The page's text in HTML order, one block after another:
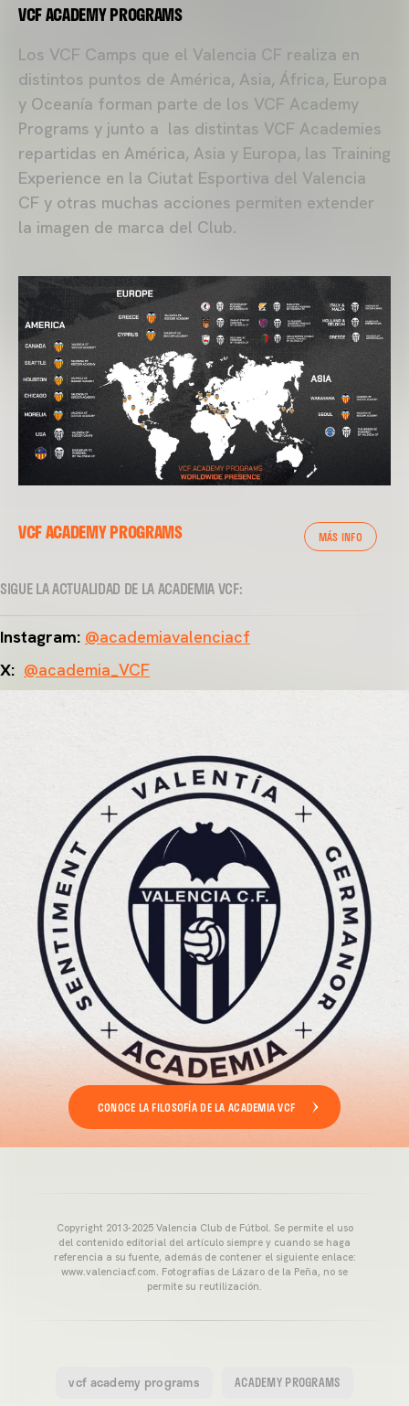
VCF ACADEMY PROGRAMS
Los VCF Camps que el Valencia CF realiza en
distintos puntos de América, Asia, África, Europa
y Oceanía forman parte de los VCF Academy
Programs y junto a las distintas VCF Academies
repartidas en América, Asia y Europa, las Training
Experience en la Ciutat Esportiva del Valencia
CF y otras muchas acciones permiten extender
la imagen de marca del Club.
VCF ACADEMY PROGRAMS MÁS INFO
SIGUE LA ACTUALIDAD DE LA ACADEMIA VCF:
Instagram: @academiavalenciacf
X: @academia_VCF
CONOCE LA FILOSOFÍA DE LA ACADEMIA VCF
Copyright 2013-2025 Valencia Club de Fútbol. Se permite el uso
del contenido editorial del artículo siempre y cuando se haga
referencia a su fuente, además de contener el siguiente enlace:
www.valenciacf.com. Fotografías de Lázaro de la Peña, no se
permite su reutilización.
vcf academy programs ACADEMY PROGRAMS